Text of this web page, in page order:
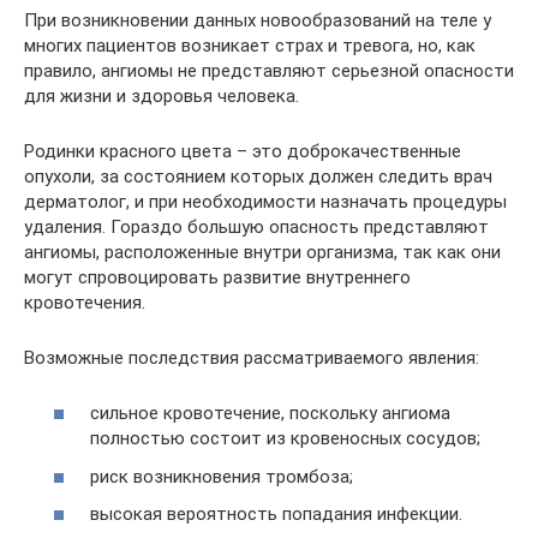
При возникновении данных новообразований на теле у
многих пациентов возникает страх и тревога, но, как
правило, ангиомы не представляют серьезной опасности
для жизни и здоровья человека.
Родинки красного цвета – это доброкачественные
опухоли, за состоянием которых должен следить врач
дерматолог, и при необходимости назначать процедуры
удаления. Гораздо большую опасность представляют
ангиомы, расположенные внутри организма, так как они
могут спровоцировать развитие внутреннего
кровотечения.
Возможные последствия рассматриваемого явления:
сильное кровотечение, поскольку ангиома
полностью состоит из кровеносных сосудов;
риск возникновения тромбоза;
высокая вероятность попадания инфекции.